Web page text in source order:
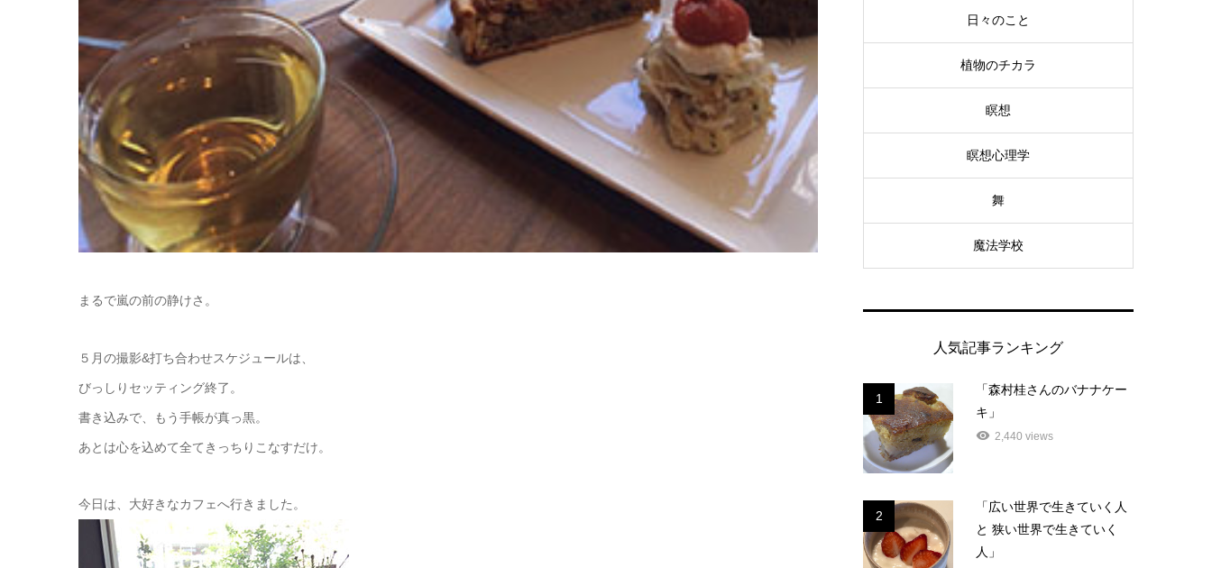
まるで嵐の前の静けさ。
５月の撮影&打ち合わせスケジュールは、
びっしりセッティング終了。
書き込みで、もう手帳が真っ黒。
あとは心を込めて全てきっちりこなすだけ。
今日は、大好きなカフェへ行きました。
日々のこと
植物のチカラ
瞑想
瞑想心理学
舞
魔法学校
人気記事ランキング
1
「森村桂さんのバナナケー
キ」
2,440 views
2
「広い世界で生きていく人
と 狭い世界で生きていく
人」